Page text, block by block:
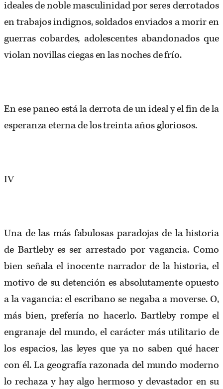
ideales de noble masculinidad por seres derrotados
en trabajos indignos, soldados enviados a morir en
guerras cobardes, adolescentes abandonados que
violan novillas ciegas en las noches de frío.
En ese paneo está la derrota de un ideal y el fin de la
esperanza eterna de los treinta años gloriosos.
IV
Una de las más fabulosas paradojas de la historia
de Bartleby es ser arrestado por vagancia. Como
bien señala el inocente narrador de la historia, el
motivo de su detención es absolutamente opuesto
a la vagancia: el escribano se negaba a moverse. O,
más bien, prefería no hacerlo. Bartleby rompe el
engranaje del mundo, el carácter más utilitario de
los espacios, las leyes que ya no saben qué hacer
con él. La geografía razonada del mundo moderno
lo rechaza y hay algo hermoso y devastador en su